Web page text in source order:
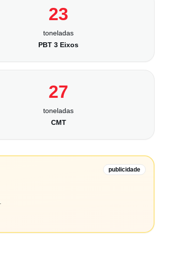
23
toneladas
PBT 3 Eixos
27
toneladas
CMT
publicidade